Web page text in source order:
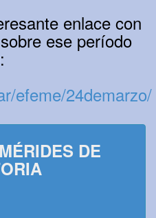
enlace con
ese período
efeme/24demarzo/
DE